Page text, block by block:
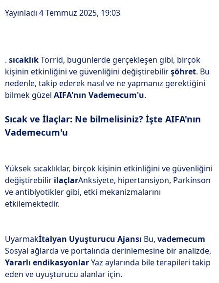
Yayınladı 4 Temmuz 2025, 19:03
. sıcaklıkTorrid, bugünlerde gerçekleşen gibi, birçok
kişinin etkinliğini ve güvenliğini değiştirebilirşöhret. Bu
nedenle, takip ederek nasıl ve ne yapmanız gerektiğini
bilmek güzel AIFA'nın Vademecum'u.
Sıcak ve İlaçlar: Ne bilmelisiniz? İşte AIFA'nın
Vademecum'u
Yüksek sıcaklıklar, birçok kişinin etkinliğini ve güvenliğini
değiştirebilir ilaçlarAnksiyete, hipertansiyon, Parkinson
ve antibiyotikler gibi, etki mekanizmalarını
etkilemektedir.
Uyarmakİtalyan Uyuşturucu Ajansı Bu, vademecum
Sosyal ağlarda ve portalında derinlemesine bir analizde,
Yararlı endikasyonlarYaz aylarında bile terapileri takip
eden ve uyuşturucu alanlar için.